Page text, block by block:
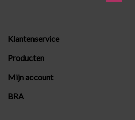
Klantenservice
Producten
Mijn account
BRA